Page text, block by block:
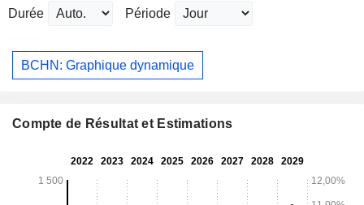
Durée Période
BCHN: Graphique dynamique
Compte de Résultat et Estimations